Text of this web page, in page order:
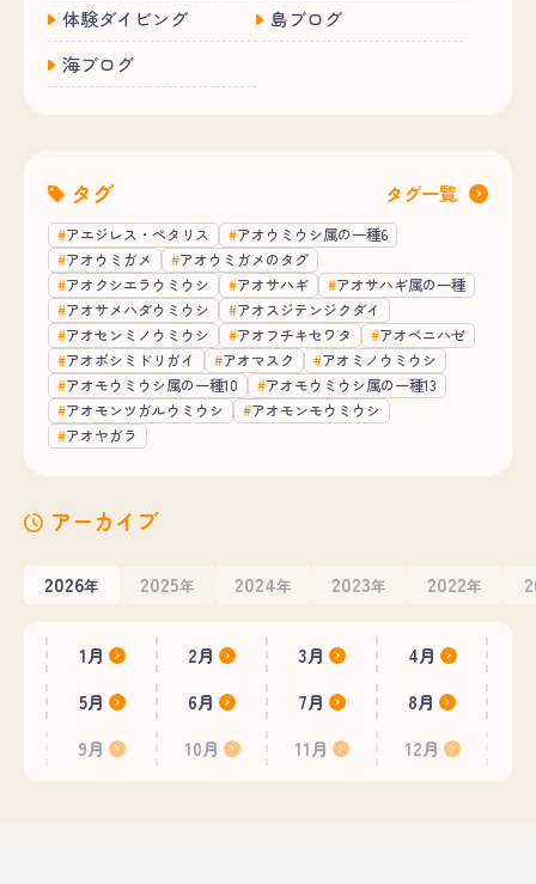
体験ダイビング
島ブログ
海ブログ
タグ タグ一覧
アエジレス・ペタリス
アオウミウシ属の一種6
アオウミガメ
アオウミガメのタグ
アオクシエラウミウシ
アオサハギ
アオサハギ属の一種
アオサメハダウミウシ
アオスジテンジクダイ
アオセンミノウミウシ
アオフチキセワタ
アオベニハゼ
アオボシミドリガイ
アオマスク
アオミノウミウシ
アオモウミウシ属の一種10
アオモウミウシ属の一種13
アオモンツガルウミウシ
アオモンモウミウシ
アオヤガラ
アーカイブ
2026年 2025年 2024年 2023年 2022年
1月 2月 3月
4月
5月
6月 7月
8月
9月
10月 11月 12月